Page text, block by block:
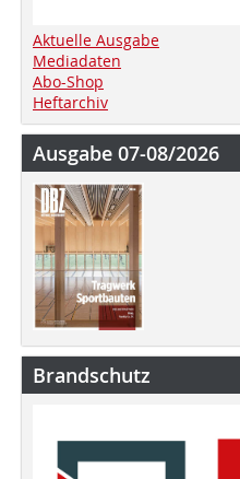
Aktuelle Ausgabe
Mediadaten
Abo-Shop
Heftarchiv
Ausgabe 07-08/2026
Brandschutz